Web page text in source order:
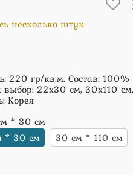
несколько штук
220 гр/кв.м. Состав: 100%
выбор: 22х30 см, 30х110 см,
Корея
* 30 см
* 30 см
30 см * 110 см